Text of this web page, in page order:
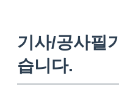
기사/공사필
습니다.